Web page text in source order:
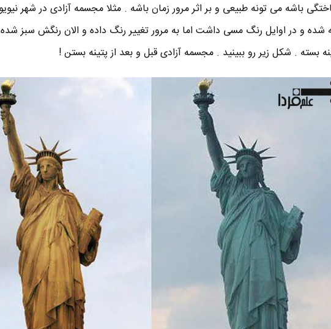
باشه می تونه طبیعی و بر اثر مرور زمان باشه . مثلا مجسمه آزادی در شهر
و در اوایل رنگ مسی داشت اما به مرور تغییر رنگ داده و الان رنگش سبز
بسته . شکل زیر رو ببینید . مجسمه آزادی قبل و بعد از پتینه بستن !